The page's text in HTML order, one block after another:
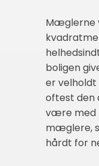
Mæglerne
boligen
er velholdt
oftest den
være med
mæglere,
hårdt for